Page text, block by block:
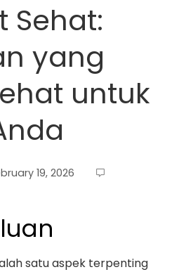
Sehat:
yang
untuk
19, 2026
satu aspek terpenting